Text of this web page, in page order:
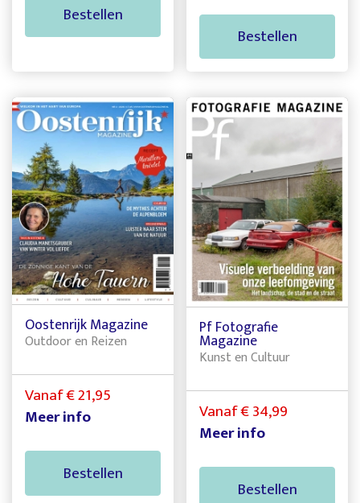
Bestellen
Bestellen
Oostenrijk Magazine
Outdoor en Reizen
Vanaf € 21,95
Meer info
Bestellen
Pf Fotografie
Magazine
Kunst en Cultuur
Vanaf € 34,99
Meer info
Bestellen